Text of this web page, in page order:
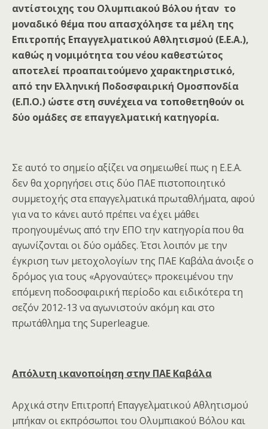
αντίστοιχης του Ολυμπιακού Βόλου ήταν το
μοναδικό θέμα που απασχόλησε τα μέλη της
Επιτροπής Επαγγελματικού Αθλητισμού (Ε.Ε.Α.),
καθώς η νομιμότητα του νέου καθεστώτος
αποτελεί προαπαιτούμενο χαρακτηριστικό,
από την Ελληνική Ποδοσφαιρική Ομοσπονδία
(Ε.Π.Ο.) ώστε στη συνέχεια να τοποθετηθούν οι
δύο ομάδες σε επαγγελματική κατηγορία.
Σε αυτό το σημείο αξίζει να σημειωθεί πως η Ε.Ε.Α.
δεν θα χορηγήσει στις δύο ΠΑΕ πιστοποιητικό
συμμετοχής στα επαγγελματικά πρωταθλήματα, αφού
για να το κάνει αυτό πρέπει να έχει μάθει
προηγουμένως από την ΕΠΟ την κατηγορία που θα
αγωνίζονται οι δύο ομάδες. Έτσι λοιπόν με την
έγκριση των μετοχολογίων της ΠΑΕ Καβάλα άνοιξε ο
δρόμος για τους «Αργοναύτες» προκειμένου την
επόμενη ποδοσφαιρική περίοδο και ειδικότερα τη
σεζόν 2012-13 να αγωνιστούν ακόμη και στο
πρωτάθλημα της Superleague.
Απόλυτη ικανοποίηση στην ΠΑΕ Καβάλα
Αρχικά στην Επιτροπή Επαγγελματικού Αθλητισμού
μπήκαν οι εκπρόσωποι του Ολυμπιακού Βόλου και